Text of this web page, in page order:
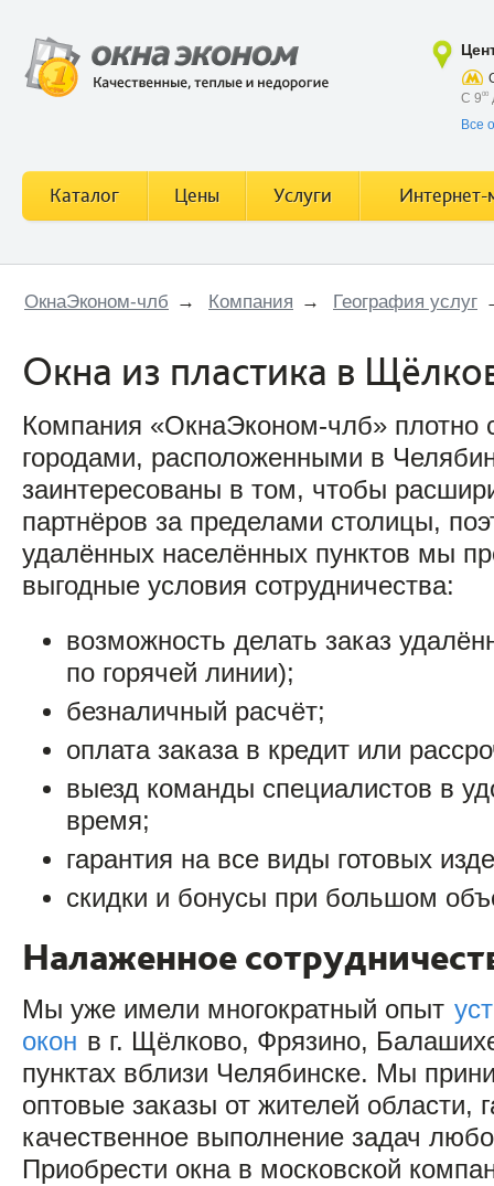
ОкнаЭконом-члб → Компания → География услуг
Окна из пластика в
Компания «ОкнаЭконом-члб» плотно
городами, расположенными в
заинтересованы в том, чтобы
партнёров за пределами столицы,
удалённых населённых пунктов мы
выгодные условия сотрудничества:
возможность делать заказ
по горячей линии);
безналичный расчёт;
оплата заказа в кредит или
выезд команды специалистов в
время;
гарантия на все виды готовых
скидки и бонусы при большом
Налаженное
Мы уже имели многократный опыт
окон в г. Щёлково, Фрязино,
пунктах вблизи Челябинске. Мы
оптовые заказы от жителей области,
качественное выполнение задач
Приобрести окна в московской
С 900
Все
Каталог Цены Услуги Интернет-